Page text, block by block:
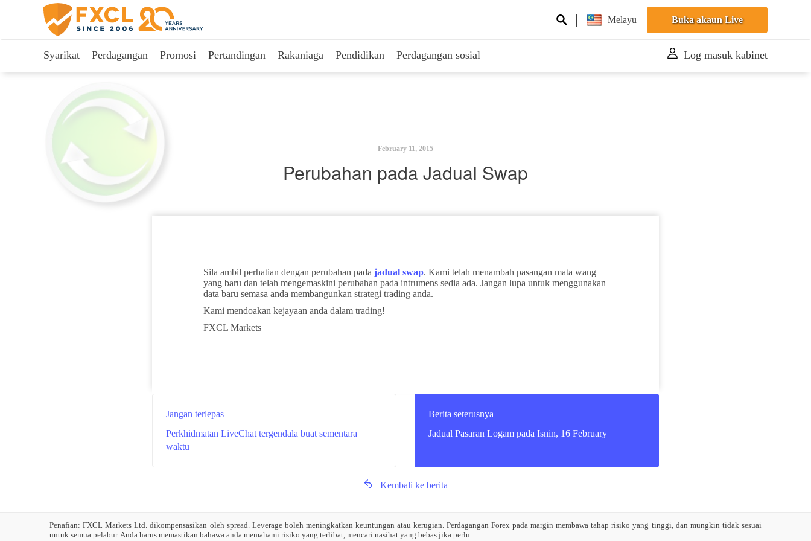
Melayu Buka akaun Live
Syarikat Perdagangan Promosi Pertandingan Rakaniaga Pendidikan Perdagangan sosial Log masuk kabinet
February 11, 2015
Perubahan pada Jadual Swap
Sila ambil perhatian dengan perubahan pada jadual swap. Kami telah menambah pasangan mata wang
yang baru dan telah mengemaskini perubahan pada intrumens sedia ada. Jangan lupa untuk menggunakan
data baru semasa anda membangunkan strategi trading anda.
Kami mendoakan kejayaan anda dalam trading!
FXCL Markets
Jangan terlepas
Perkhidmatan LiveChat tergendala buat sementara
waktu
Berita seterusnya
Jadual Pasaran Logam pada Isnin, 16 February
Kembali ke berita
Penafian: FXCL Markets Ltd. dikompensasikan oleh spread. Leverage boleh meningkatkan keuntungan atau kerugian. Perdagangan Forex pada margin membawa tahap risiko yang tinggi, dan mungkin tidak sesuai
untuk semua pelabur. Anda harus memastikan bahawa anda memahami risiko yang terlibat, mencari nasihat yang bebas jika perlu.